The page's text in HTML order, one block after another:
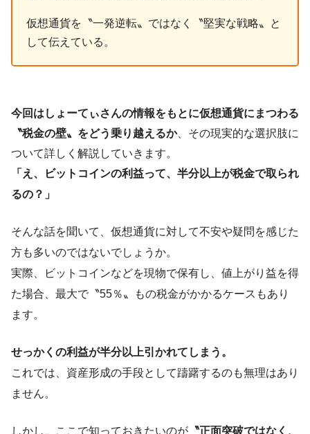
仮想通貨を〝一発逆転〟ではなく〝堅実な戦略〟と
して伝えている。
今回はしょーてぃさんの情報をもとに仮想通貨にまつわる
〝税金の壁〟をどう乗り越えるか、その現実的な選択肢に
ついて詳しく解説していきます。
「え、ビットコインの利益って、半分以上が税金で取られ
るの？」
そんな話を聞いて、仮想通貨に対して不安や疑問を感じた
方も多いのではないでしょうか。
実際、ビットコインなどを現物で保有し、値上がり益を得
た場合、最大で〝55％〟もの税金がかかるケースもあり
ます。
せっかくの利益が半分以上引かれてしまう。
これでは、資産形成の手段として躊躇するのも無理はあり
ません。
しかし、ここで知っておきたいのが 〝正面突破ではなく、